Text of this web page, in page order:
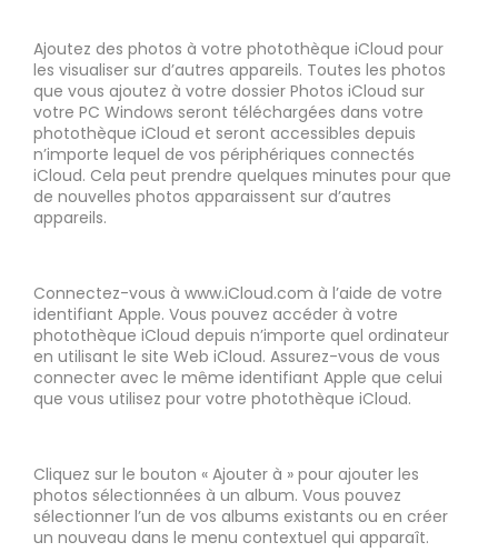
Ajoutez des photos à votre photothèque iCloud pour
les visualiser sur d’autres appareils. Toutes les photos
que vous ajoutez à votre dossier Photos iCloud sur
votre PC Windows seront téléchargées dans votre
photothèque iCloud et seront accessibles depuis
n’importe lequel de vos périphériques connectés
iCloud. Cela peut prendre quelques minutes pour que
de nouvelles photos apparaissent sur d’autres
appareils.
Connectez-vous à www.iCloud.com à l’aide de votre
identifiant Apple. Vous pouvez accéder à votre
photothèque iCloud depuis n’importe quel ordinateur
en utilisant le site Web iCloud. Assurez-vous de vous
connecter avec le même identifiant Apple que celui
que vous utilisez pour votre photothèque iCloud.
Cliquez sur le bouton « Ajouter à » pour ajouter les
photos sélectionnées à un album. Vous pouvez
sélectionner l’un de vos albums existants ou en créer
un nouveau dans le menu contextuel qui apparaît.